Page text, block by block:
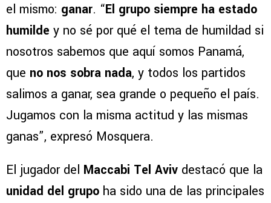
el mismo: ganar. “El grupo siempre ha estado
humilde y no sé por qué el tema de humildad si
nosotros sabemos que aquí somos Panamá,
que no nos sobra nada, y todos los partidos
salimos a ganar, sea grande o pequeño el país.
Jugamos con la misma actitud y las mismas
ganas”, expresó Mosquera.
El jugador del Maccabi Tel Aviv destacó que la
unidad del grupo ha sido una de las principales